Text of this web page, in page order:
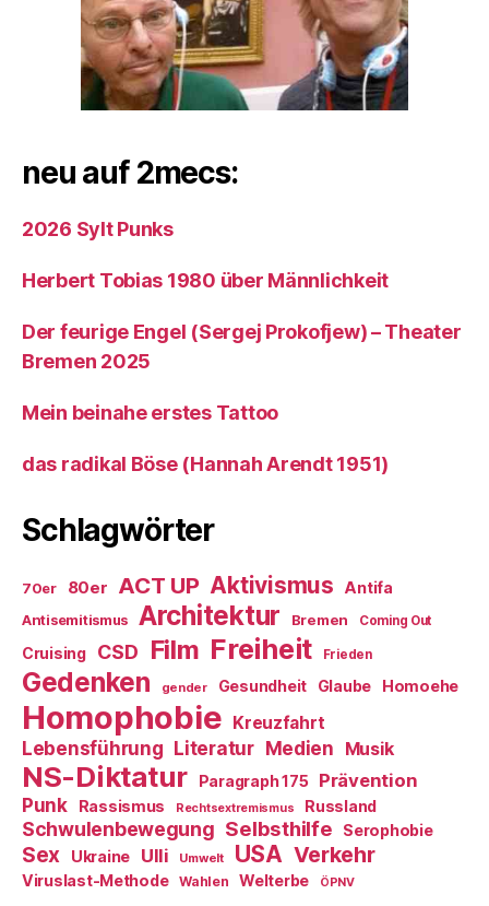
neu auf 2mecs:
2026 Sylt Punks
Herbert Tobias 1980 über Männlichkeit
Der feurige Engel (Sergej Prokofjew) – Theater
Bremen 2025
Mein beinahe erstes Tattoo
das radikal Böse (Hannah Arendt 1951)
Schlagwörter
70er 80er ACT UP Aktivismus Antifa
Antisemitismus Architektur Bremen Coming Out
Cruising CSD Film Freiheit Frieden
Gedenken gender Gesundheit Glaube Homoehe
Homophobie Kreuzfahrt
Lebensführung Literatur Medien Musik
NS-Diktatur Paragraph 175
Prävention
Punk
Rassismus Rechtsextremismus Russland
Schwulenbewegung Selbsthilfe Serophobie
Sex Ukraine Ulli Umwelt USA Verkehr
Viruslast-Methode Wahlen Welterbe ÖPNV